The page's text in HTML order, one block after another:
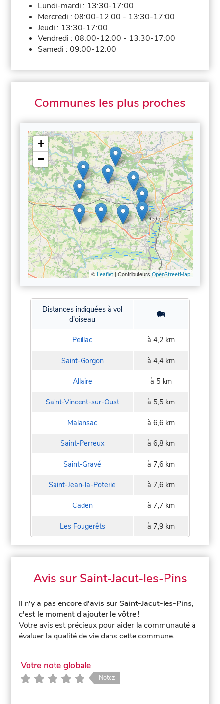
Lundi-mardi : 13:30-17:00
Mercredi :08:00-12:00 - 13:30-17:00
Jeudi : 13:30-17:00
Vendredi :08:00-12:00 - 13:30-17:00
Samedi :09:00-12:00
Communes les plus proches
+
−
© Leaflet| Contributeurs OpenStreetMap
Distances indiquées à vol
d'oiseau
Peillac à 4,2 km
Saint-Gorgon à 4,4 km
Allaire à 5 km
Saint-Vincent-sur-Oust à 5,5 km
Malansac à 6,6 km
Saint-Perreux à 6,8 km
Saint-Gravé à 7,6 km
Saint-Jean-la-Poterie à 7,6 km
Caden à 7,7 km
Les Fougerêts à 7,9 km
Avis sur Saint-Jacut-les-Pins
Il n'y a pas encore d'avis sur Saint-Jacut-les-Pins,
c'est le moment d'ajouter le vôtre !
Votre avis est précieux pour aider la communauté à
évaluer la qualité de vie dans cette commune.
Votre note globale
Notez